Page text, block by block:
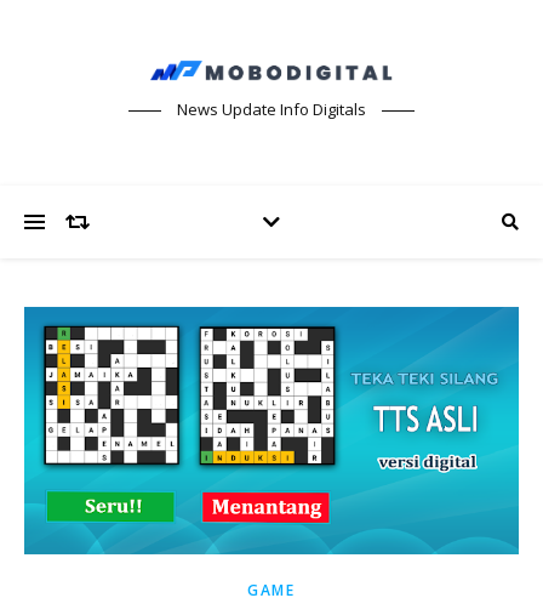
News Update Info Digitals
GAME